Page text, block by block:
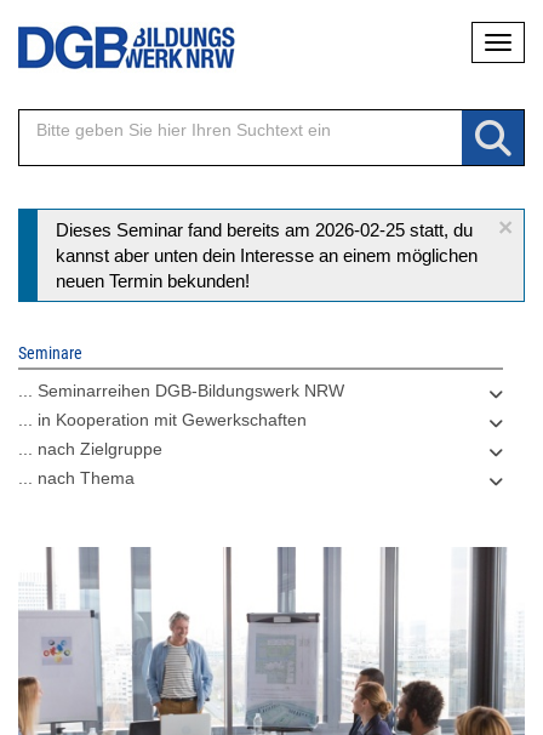
Direkt
Inhalt
×
Statusmeldung
Dieses Seminar fand bereits am 2026-02-25 statt, du
kannst aber unten dein Interesse an einem möglichen
neuen Termin bekunden!
Seminare
... Seminarreihen DGB-Bildungswerk NRW
... in Kooperation mit Gewerkschaften
... nach Zielgruppe
... nach Thema